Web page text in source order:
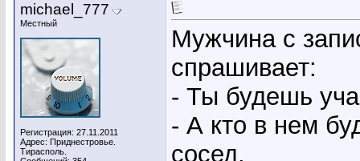
michael_777
Местный
Регистрация: 27.11.2011
Адрес: Приднестровье.
Тирасполь.
Мужчина с
спрашивает:
- Ты будешь
- А кто в нем
сосед.